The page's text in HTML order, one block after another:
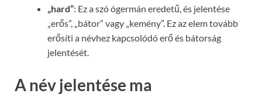
„hard”: Ez a szó ógermán eredetű, és jelentése
„erős”, „bátor” vagy „kemény”. Ez az elem tovább
erősíti a névhez kapcsolódó erő és bátorság
jelentését.
A név jelentése ma